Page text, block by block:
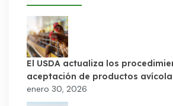
El USDA actualiza los
aceptación de productos
enero 30, 2026